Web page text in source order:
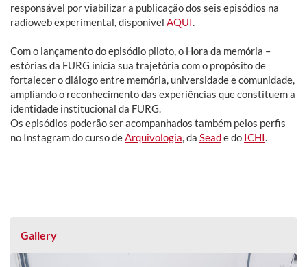
responsável por viabilizar a publicação dos seis episódios na
radioweb experimental, disponível AQUI
Com o lançamento do episódio piloto, o Hora da memória –
estórias da FURG inicia sua trajetória com o propósito de
fortalecer o diálogo entre memória, universidade e comunidade,
ampliando o reconhecimento das experiências que constituem a
identidade institucional da FURG.
Os episódios poderão ser acompanhados também pelos perfis
no Instagram do curso de Arquivologia , da Seade do ICHI
Gallery